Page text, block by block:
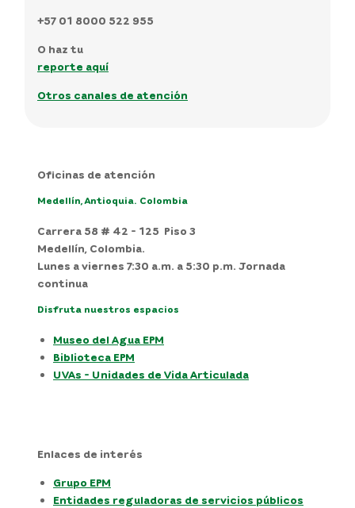
+57 01 8000 522 955
O haz tu
reporte aquí
Otros canales de atención
Oficinas de atención
Medellín, Antioquia. Colombia
Carrera 58 # 42 - 125 Piso 3
Medellín, Colombia.
Lunes a viernes 7:30 a.m. a 5:30 p.m. Jornada
continua
Disfruta nuestros espacios
Museo del Agua EPM
Biblioteca EPM
UVAs - Unidades de Vida Articulada
Enlaces de interés
Grupo EPM
Entidades reguladoras de servicios públicos